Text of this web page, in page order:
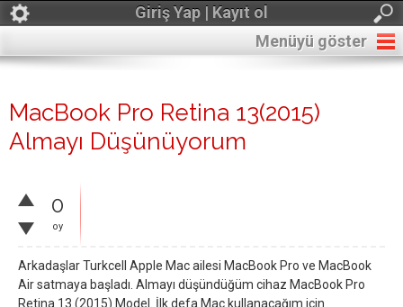
Giriş Yap | Kayıt ol
Menüyü göster
MacBook Pro Retina 13(2015)
Almayı Düşünüyorum
0
oy
Arkadaşlar Turkcell Apple Mac ailesi MacBook Pro ve MacBook
Air satmaya başladı. Almayı düşündüğüm cihaz MacBook Pro
Retina 13 (2015) Model. İlk defa Mac kullanacağım için